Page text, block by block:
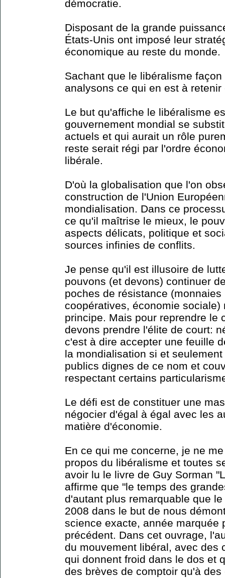
démocratie.
Disposant de la grande
États-Unis ont imposé leur
économique au reste du monde.
Sachant que le libéralisme
analysons ce qui en est à retenir
Le but qu'affiche le libéralisme
gouvernement mondial se
actuels et qui aurait un rôle
reste serait régi par l'ordre
libérale.
D'où la globalisation que l'on
construction de l'Union
mondialisation. Dans ce
ce qu'il maîtrise le mieux, le
aspects délicats, politique et
sources infinies de conflits.
Je pense qu'il est illusoire de
pouvons (et devons) continuer
poches de résistance
coopératives, économie sociale)
principe. Mais pour reprendre le
devons prendre l'élite de court:
c'est à dire accepter une feuille
la mondialisation si et
publics dignes de ce nom et
respectant certains
Le défi est de constituer une
négocier d'égal à égal avec les
matière d'économie.
En ce qui me concerne, je ne
propos du libéralisme et toutes
avoir lu le livre de Guy Sorman
affirme que "le temps des
d'autant plus remarquable que
2008 dans le but de nous
science exacte, année marquée
précédent. Dans cet ouvrage,
du mouvement libéral, avec des
qui donnent froid dans le dos et
des brèves de comptoir qu'à